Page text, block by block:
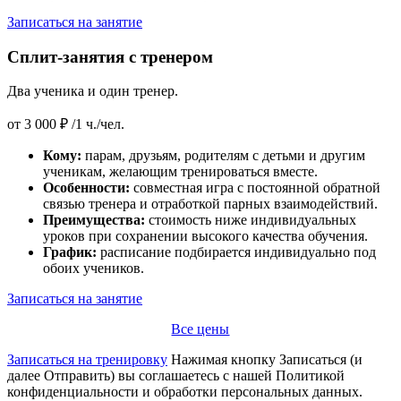
Записаться на занятие
Сплит-занятия с тренером
Два ученика и один тренер.
от 3 000 ₽ /1 ч./чел.
Кому: парам, друзьям, родителям с детьми и другим
ученикам, желающим тренироваться вместе.
Особенности: совместная игра с постоянной обратной
связью тренера и отработкой парных взаимодействий.
Преимущества: стоимость ниже индивидуальных
уроков при сохранении высокого качества обучения.
График: расписание подбирается индивидуально под
обоих учеников.
Записаться на занятие
Все цены
Записаться на тренировку Нажимая кнопку Записаться (и
далее Отправить) вы соглашаетесь с нашей Политикой
конфиденциальности и обработки персональных данных.